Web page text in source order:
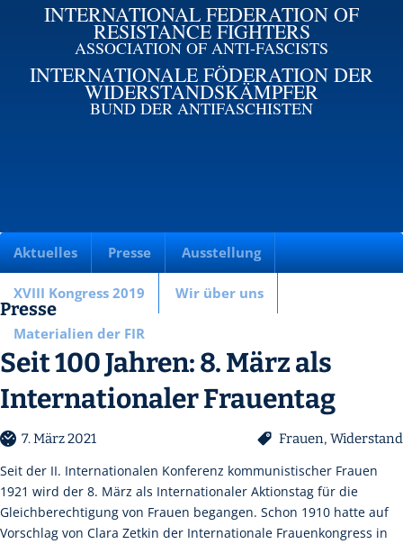
INTERNATIONAL FEDERATION OF
RESISTANCE FIGHTERS
ASSOCIATION OF ANTI-FASCISTS
INTERNATIONALE FÖDERATION DER
WIDERSTANDSKÄMPFER
BUND DER ANTIFASCHISTEN
Aktuelles Presse Ausstellung
XVIII Kongress 2019 Wir über uns
Materialien der FIR
Presse
Seit 100 Jahren: 8. März als
Internationaler Frauentag
7. März 2021 Frauen, Widerstand
Seit der II. Internationalen Konferenz kommunistischer Frauen
1921 wird der 8. März als Internationaler Aktionstag für die
Gleichberechtigung von Frauen begangen. Schon 1910 hatte auf
Vorschlag von Clara Zetkin der Internationale Frauenkongress in